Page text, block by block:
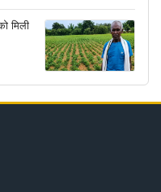
मिली